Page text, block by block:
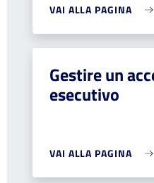
VAI ALLA PAGINA
Gestire un
esecutivo
VAI ALLA PAGINA